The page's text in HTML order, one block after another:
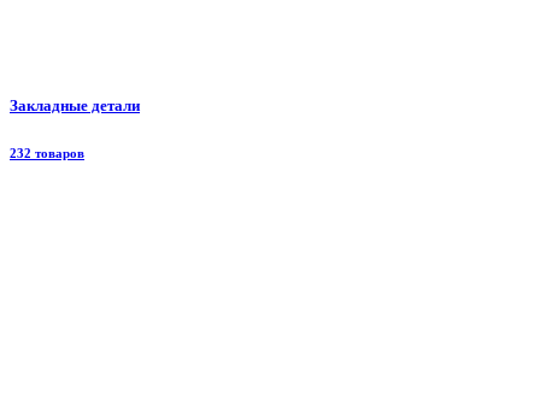
Закладные детали
232 товаров